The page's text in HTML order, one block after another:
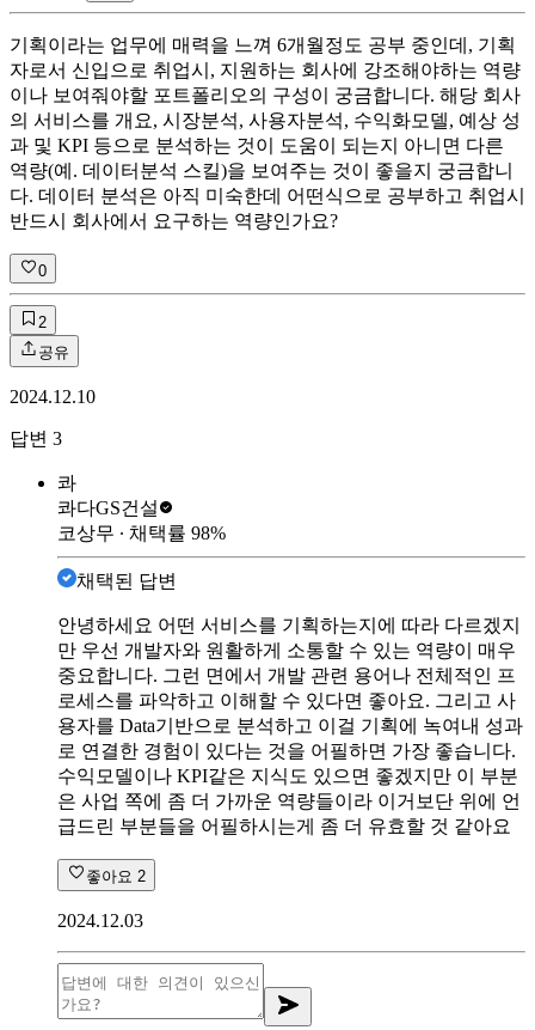
기획이라는 업무에 매력을 느껴 6개월정도 공부 중인데, 기획
자로서 신입으로 취업시, 지원하는 회사에 강조해야하는 역량
이나 보여줘야할 포트폴리오의 구성이 궁금합니다. 해당 회사
의 서비스를 개요, 시장분석, 사용자분석, 수익화모델, 예상 성
과 및 KPI 등으로 분석하는 것이 도움이 되는지 아니면 다른
역량(예. 데이터분석 스킬)을 보여주는 것이 좋을지 궁금합니
다. 데이터 분석은 아직 미숙한데 어떤식으로 공부하고 취업시
반드시 회사에서 요구하는 역량인가요?
0
2
공유
2024.12.10
답변 3
콰
콰다GS건설
코상무 ∙ 채택률 98%
채택된 답변
안녕하세요 어떤 서비스를 기획하는지에 따라 다르겠지
만 우선 개발자와 원활하게 소통할 수 있는 역량이 매우
중요합니다. 그런 면에서 개발 관련 용어나 전체적인 프
로세스를 파악하고 이해할 수 있다면 좋아요. 그리고 사
용자를 Data기반으로 분석하고 이걸 기획에 녹여내 성과
로 연결한 경험이 있다는 것을 어필하면 가장 좋습니다.
수익모델이나 KPI같은 지식도 있으면 좋겠지만 이 부분
은 사업 쪽에 좀 더 가까운 역량들이라 이거보단 위에 언
급드린 부분들을 어필하시는게 좀 더 유효할 것 같아요
좋아요 2
2024.12.03